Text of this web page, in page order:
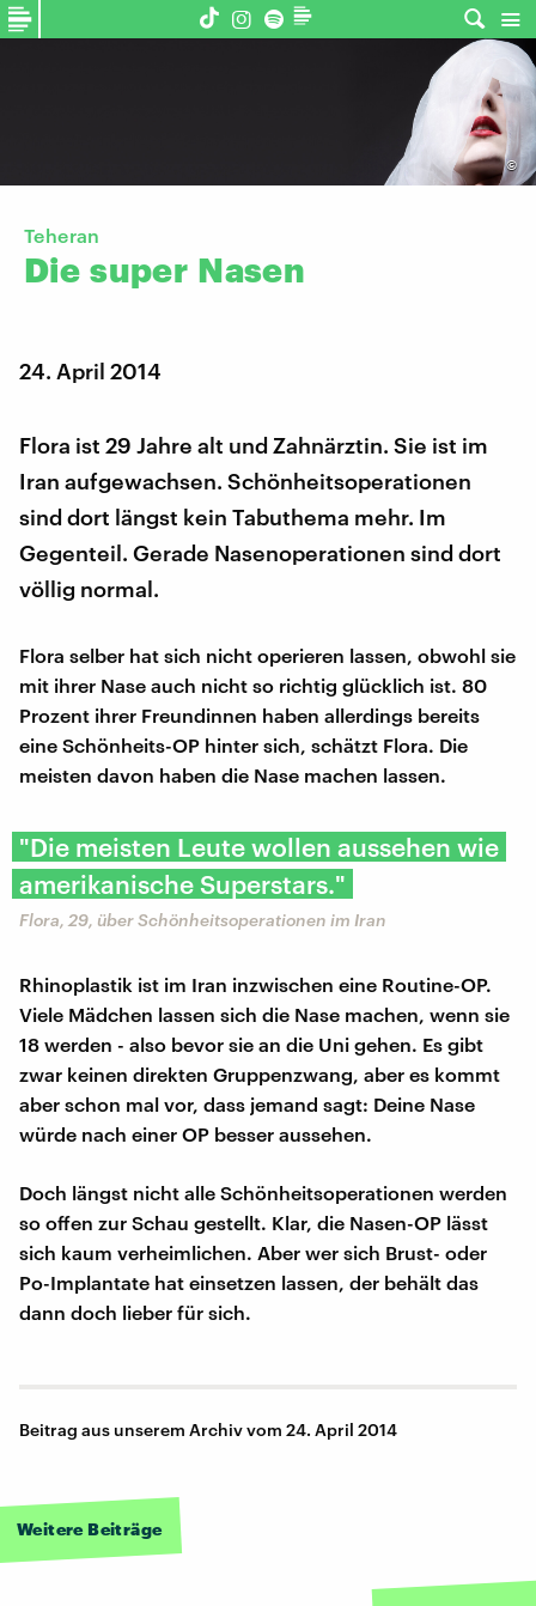
©
Teheran
Die super Nasen
24. April 2014
Flora ist 29 Jahre alt und Zahnärztin. Sie ist im
Iran aufgewachsen. Schönheitsoperationen
sind dort längst kein Tabuthema mehr. Im
Gegenteil. Gerade Nasenoperationen sind dort
völlig normal.
Flora selber hat sich nicht operieren lassen, obwohl sie
mit ihrer Nase auch nicht so richtig glücklich ist. 80
Prozent ihrer Freundinnen haben allerdings bereits
eine Schönheits-OP hinter sich, schätzt Flora. Die
meisten davon haben die Nase machen lassen.
"Die meisten Leute wollen aussehen wie
amerikanische Superstars."
Flora, 29, über Schönheitsoperationen im Iran
Rhinoplastik ist im Iran inzwischen eine Routine-OP.
Viele Mädchen lassen sich die Nase machen, wenn sie
18 werden - also bevor sie an die Uni gehen. Es gibt
zwar keinen direkten Gruppenzwang, aber es kommt
aber schon mal vor, dass jemand sagt: Deine Nase
würde nach einer OP besser aussehen.
Doch längst nicht alle Schönheitsoperationen werden
so offen zur Schau gestellt. Klar, die Nasen-OP lässt
sich kaum verheimlichen. Aber wer sich Brust- oder
Po-Implantate hat einsetzen lassen, der behält das
dann doch lieber für sich.
Beitrag aus unserem Archiv vom 24. April 2014
Weitere Beiträge